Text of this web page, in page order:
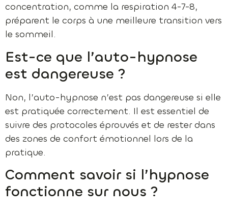
concentration, comme la respiration 4-7-8,
préparent le corps à une meilleure transition vers
le sommeil.
Est-ce que l’auto-hypnose
est dangereuse ?
Non, l’auto-hypnose n’est pas dangereuse si elle
est pratiquée correctement. Il est essentiel de
suivre des protocoles éprouvés et de rester dans
des zones de confort émotionnel lors de la
pratique.
Comment savoir si l’hypnose
fonctionne sur nous ?